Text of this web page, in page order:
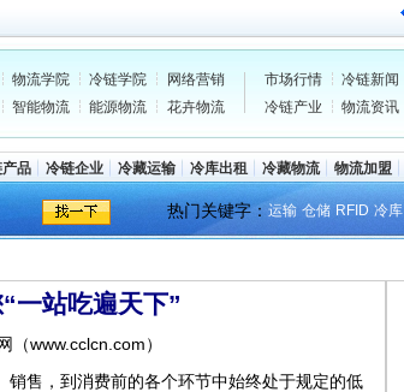
物流学院 冷链学院
网络营销
智能物流 能源物流 花卉物流
市场行情 冷链新闻
冷链产业
物流资讯
品 冷链企业 冷藏运输 冷库出租 冷藏物流 物流加盟
热门关键字： 运输 仓储 RFID 冷库
一站吃遍天下”
（www.cclcn.com）
销售，到消费前的各个环节中始终处于规定的低